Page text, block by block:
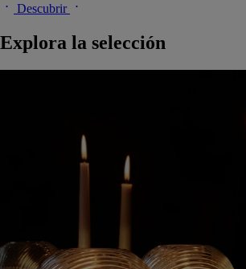
Descubrir
Explora la selección